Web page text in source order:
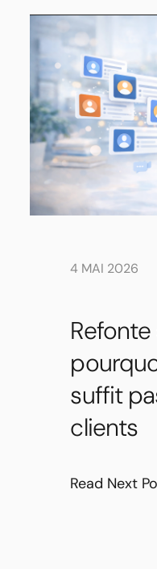
4 MAI 2026
suffit
clients
Read Next